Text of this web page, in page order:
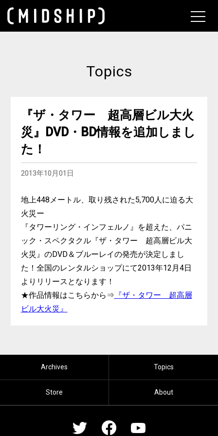
Topics
『ザ・タワー 超高層ビル大火
災』DVD・BD情報を追加しまし
た！
2013年10月01日
地上448メートル、取り残された5,700人に迫る大
火災ー
『タワーリング・インフェルノ』を超えた、パニ
ック・スペクタクル『ザ・タワー 超高層ビル大
火災』のDVD＆ブルーレイの発売が決定しまし
た！全国のレンタルショップにて2013年12月4日
よりリリースとなります！
★作品情報はこちらから⇒ 『ザ・タワー 超高層
ビル大火災』
Archives Topics
Store About
About